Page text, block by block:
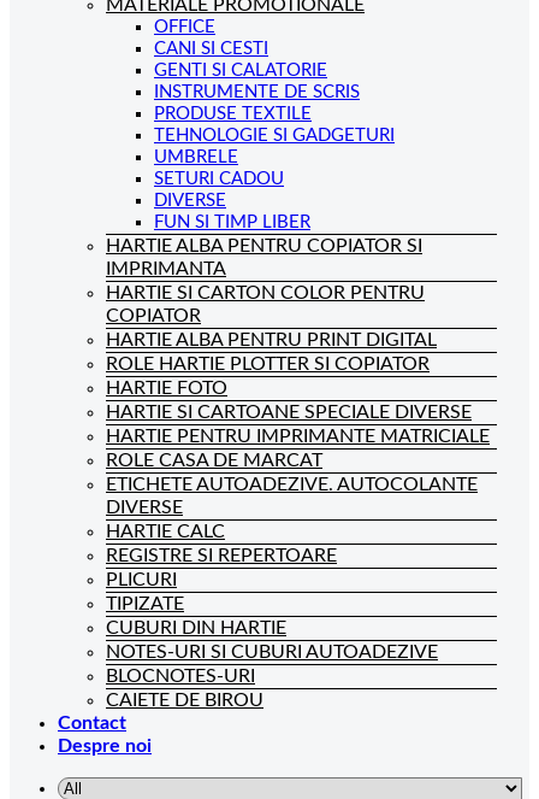
MATERIALE PROMOTIONALE
OFFICE
CANI SI CESTI
GENTI SI CALATORIE
INSTRUMENTE DE SCRIS
PRODUSE TEXTILE
TEHNOLOGIE SI GADGETURI
UMBRELE
SETURI CADOU
DIVERSE
FUN SI TIMP LIBER
HARTIE ALBA PENTRU COPIATOR SI
IMPRIMANTA
HARTIE SI CARTON COLOR PENTRU
COPIATOR
HARTIE ALBA PENTRU PRINT DIGITAL
ROLE HARTIE PLOTTER SI COPIATOR
HARTIE FOTO
HARTIE SI CARTOANE SPECIALE DIVERSE
HARTIE PENTRU IMPRIMANTE MATRICIALE
ROLE CASA DE MARCAT
ETICHETE AUTOADEZIVE. AUTOCOLANTE
DIVERSE
HARTIE CALC
REGISTRE SI REPERTOARE
PLICURI
TIPIZATE
CUBURI DIN HARTIE
NOTES-URI SI CUBURI AUTOADEZIVE
BLOCNOTES-URI
CAIETE DE BIROU
Contact
Despre noi